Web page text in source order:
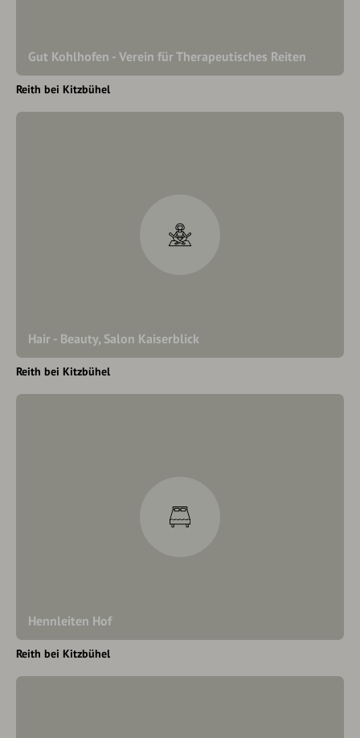
Gut Kohlhofen - Verein für Therapeutisches Reiten
Reith bei Kitzbühel
Hair - Beauty, Salon Kaiserblick
Reith bei Kitzbühel
Hennleiten Hof
Reith bei Kitzbühel